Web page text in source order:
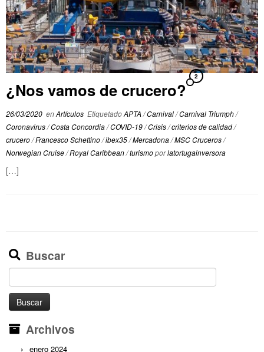
¿Nos vamos de crucero?
2
26/03/2020 enArtículos EtiquetadoAPTA /Carnival/Carnival Triumph/
Coronavirus/Costa Concordia/COVID-19/Crisis/criterios de calidad/
crucero/Francesco Schettino/ibex35/Mercadona/MSC Cruceros/
Norwegian Cruise/Royal Caribbean/turismoporlatortugainversora
[…]
Buscar
Buscar:
Archivos
enero 2024